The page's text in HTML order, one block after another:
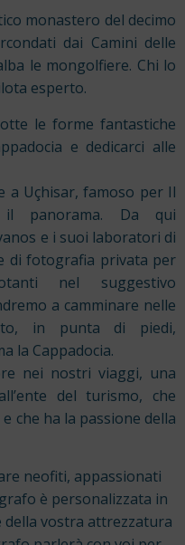
monastero del decimo
dai Camini delle
le mongolfiere. Chi lo
esperto.
le forme fantastiche
e dedicarci alle
a Uçhisar, famoso per Il
panorama. Da qui
e i suoi laboratori di
di fotografia privata per
nel suggestivo
a camminare nelle
in punta di piedi,
la Cappadocia.
nei nostri viaggi, una
del turismo, che
che ha la passione della
neofiti, appassionati
è personalizzata in
della vostra attrezzatura